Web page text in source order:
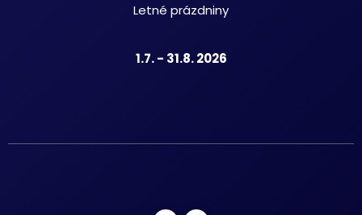
Letné prázdniny
1.7. - 31.8. 2026